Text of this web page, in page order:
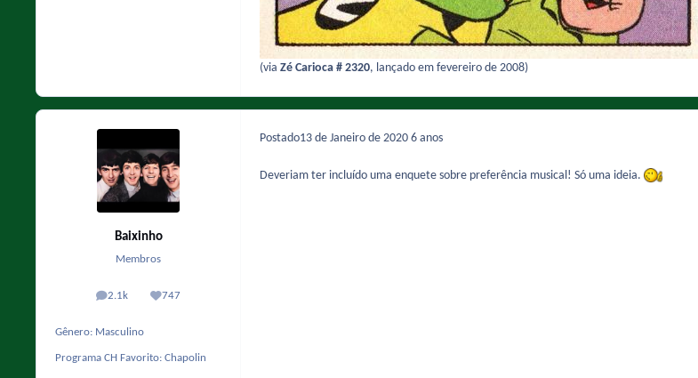
(via Zé Carioca # 2320, lançado em fevereiro de 2008)
Baixinho
Membros
2.1k
posts 747
Reputação
Gênero: Masculino
Programa CH Favorito: Chapolin
Postado13 de Janeiro de 2020 6 anos
Deveriam ter incluído uma enquete sobre preferência musical! Só uma ideia.